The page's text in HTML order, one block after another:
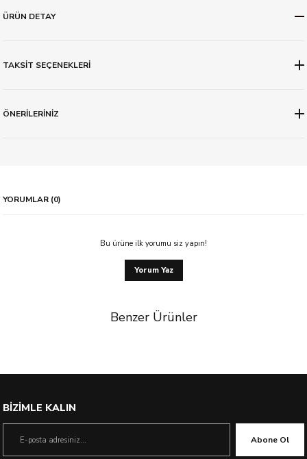
ÜRÜN DETAY
TAKSİT SEÇENEKLERİ
ÖNERİLERİNİZ
YORUMLAR (0)
Bu ürüne ilk yorumu siz yapın!
Yorum Yaz
Benzer Ürünler
BİZİMLE KALIN
Abone Ol